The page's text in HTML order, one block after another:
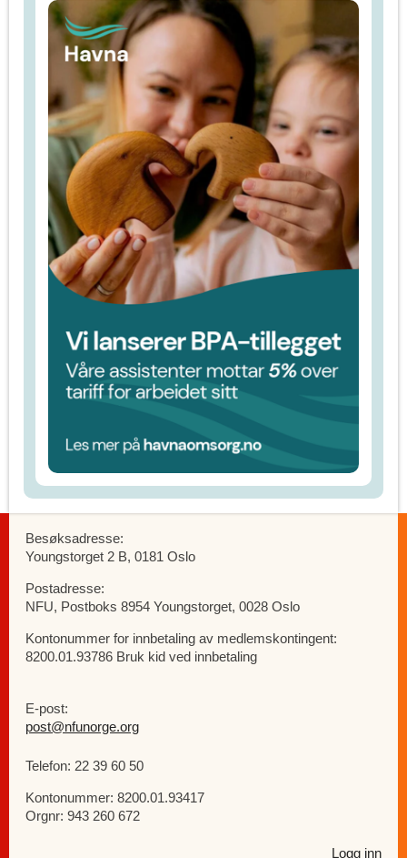
Besøksadresse:
Youngstorget 2 B, 0181 Oslo
Postadresse:
NFU, Postboks 8954 Youngstorget, 0028 Oslo
Kontonummer for innbetaling av medlemskontingent:
8200.01.93786 Bruk kid ved innbetaling
E-post:
post@nfunorge.org
Telefon: 22 39 60 50
Kontonummer: 8200.01.93417
Orgnr: 943 260 672
Logg inn